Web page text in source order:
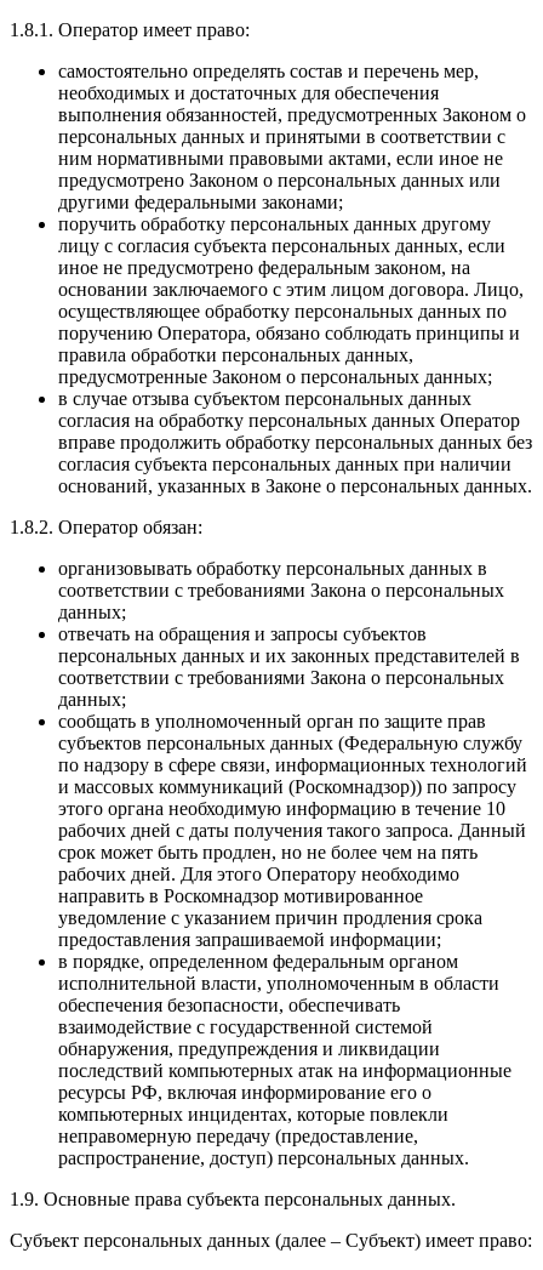
1.8.1. Оператор имеет право:
самостоятельно определять состав и перечень мер,
необходимых и достаточных для обеспечения
выполнения обязанностей, предусмотренных Законом о
персональных данных и принятыми в соответствии с
ним нормативными правовыми актами, если иное не
предусмотрено Законом о персональных данных или
другими федеральными законами;
поручить обработку персональных данных другому
лицу с согласия субъекта персональных данных, если
иное не предусмотрено федеральным законом, на
основании заключаемого с этим лицом договора. Лицо,
осуществляющее обработку персональных данных по
поручению Оператора, обязано соблюдать принципы и
правила обработки персональных данных,
предусмотренные Законом о персональных данных;
в случае отзыва субъектом персональных данных
согласия на обработку персональных данных Оператор
вправе продолжить обработку персональных данных без
согласия субъекта персональных данных при наличии
оснований, указанных в Законе о персональных данных.
1.8.2. Оператор обязан:
организовывать обработку персональных данных в
соответствии с требованиями Закона о персональных
данных;
отвечать на обращения и запросы субъектов
персональных данных и их законных представителей в
соответствии с требованиями Закона о персональных
данных;
сообщать в уполномоченный орган по защите прав
субъектов персональных данных (Федеральную службу
по надзору в сфере связи, информационных технологий
и массовых коммуникаций (Роскомнадзор)) по запросу
этого органа необходимую информацию в течение 10
рабочих дней с даты получения такого запроса. Данный
срок может быть продлен, но не более чем на пять
рабочих дней. Для этого Оператору необходимо
направить в Роскомнадзор мотивированное
уведомление с указанием причин продления срока
предоставления запрашиваемой информации;
в порядке, определенном федеральным органом
исполнительной власти, уполномоченным в области
обеспечения безопасности, обеспечивать
взаимодействие с государственной системой
обнаружения, предупреждения и ликвидации
последствий компьютерных атак на информационные
ресурсы РФ, включая информирование его о
компьютерных инцидентах, которые повлекли
неправомерную передачу (предоставление,
распространение, доступ) персональных данных.
1.9. Основные права субъекта персональных данных.
Субъект персональных данных (далее – Субъект) имеет право: